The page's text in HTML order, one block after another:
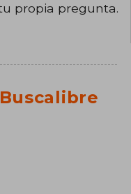
propia pregunta.